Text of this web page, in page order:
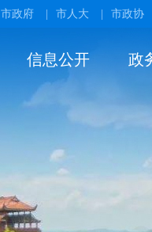
市政府 市人大 市政协
信息公开 政